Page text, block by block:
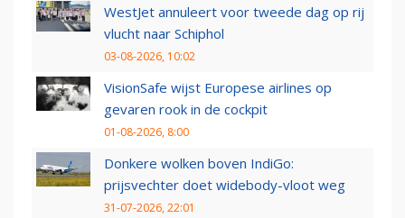
WestJet annuleert voor tweede dag op rij
vlucht naar Schiphol
03-08-2026, 10:02
VisionSafe wijst Europese airlines op
gevaren rook in de cockpit
01-08-2026, 8:00
Donkere wolken boven IndiGo:
prijsvechter doet widebody-vloot weg
31-07-2026, 22:01